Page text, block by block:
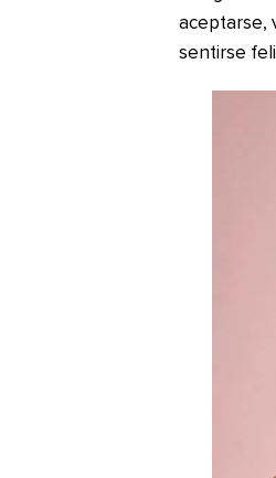
aceptarse,
sentirse